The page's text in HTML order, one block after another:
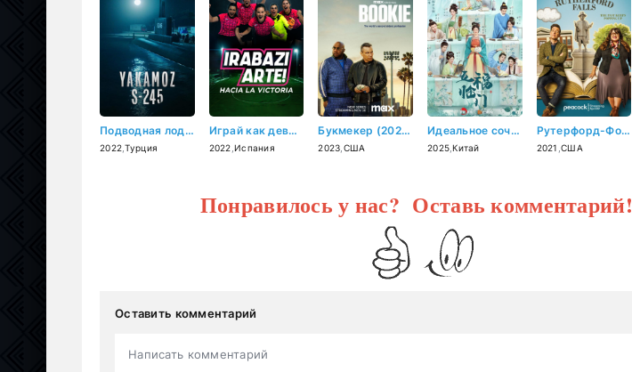
Подводная лодка Yakamoz S-245 (2022)
2022 ,Турция
Играй как девчонка (2022)
2022 ,Испания
Букмекер (2023)
2023 США
Идеальное сочетание / Идеальная пара (2025)
2025 ,Китай
Рутерфорд-Фоллз (2021)
2021 ,США
Понравилось у нас? Оставь комментарий!
Оставить комментарий
Написать комментарий